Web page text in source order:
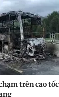
trên cao tốc